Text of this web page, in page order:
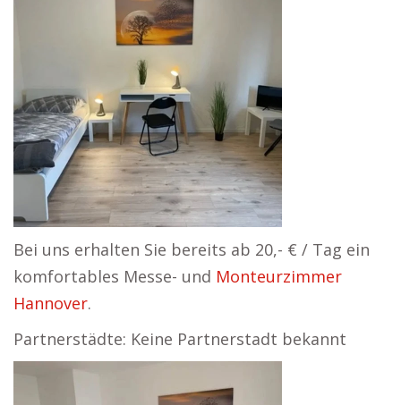
Bei uns erhalten Sie bereits ab 20,- € / Tag ein
komfortables Messe- und Monteurzimmer
Hannover.
Partnerstädte: Keine Partnerstadt bekannt